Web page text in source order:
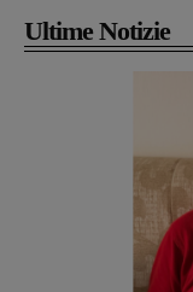
Ultime Notizie